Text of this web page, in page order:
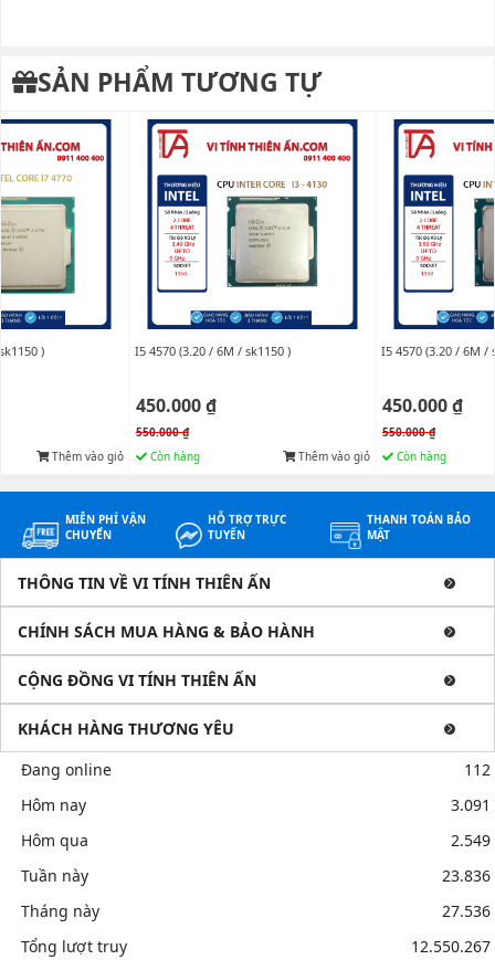
SẢN PHẨM TƯƠNG TỰ
)
Thêm vào giỏ
I5 4570 (3.20 / 6M / sk1150 )
450.000 ₫
550.000 ₫
Còn hàng
Thêm vào giỏ
I5 4570 (3.20 / 6M /
450.000 ₫
550.000 ₫
Còn hàng
MIỄN PHÍ VẬN
CHUYỂN
HỖ TRỢ TRỰC
TUYẾN
THANH TOÁN BẢO
MẬT
THÔNG TIN VỀ VI TÍNH THIÊN ẤN
CHÍNH SÁCH MUA HÀNG & BẢO HÀNH
CỘNG ĐỒNG VI TÍNH THIÊN ẤN
KHÁCH HÀNG THƯƠNG YÊU
Đang online
112
Hôm nay
3.091
Hôm qua
2.549
Tuần này
23.836
Tháng này
27.536
Tổng lượt truy
12.550.267